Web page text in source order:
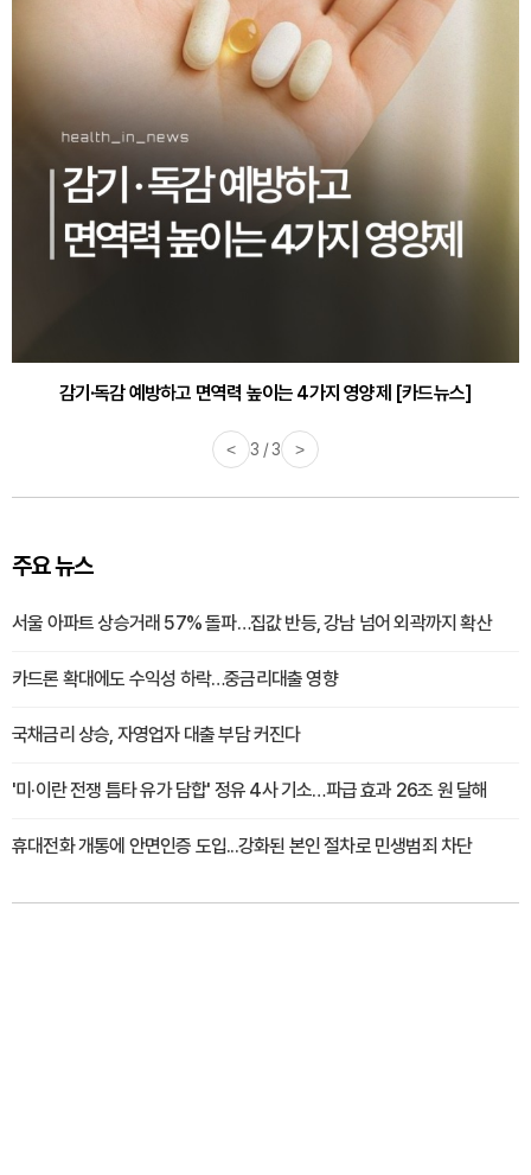
감기·독감 예방하고 면역력 높이는 4가지 영양제 [카드뉴스]
< 3 / 3 >
주요 뉴스
서울 아파트 상승거래 57% 돌파…집값 반등, 강남 넘어 외곽까지 확산
카드론 확대에도 수익성 하락…중금리대출 영향
국채금리 상승, 자영업자 대출 부담 커진다
'미·이란 전쟁 틈타 유가 담합' 정유 4사 기소…파급 효과 26조 원 달해
휴대전화 개통에 안면인증 도입...강화된 본인 절차로 민생범죄 차단